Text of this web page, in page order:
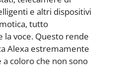
e altri dispositivi
tutto
voce. Questo rende
Alexa estremamente
coloro che non sono